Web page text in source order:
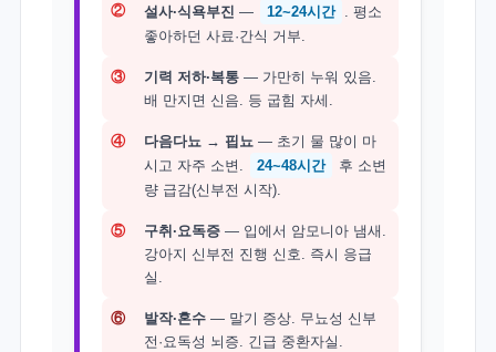
② 설사·식욕부진 — 12~24시간
. 평소
좋아하던 사료·간식 거부.
③ 기력 저하·복통— 가만히 누워 있음.
배 만지면 신음. 등 굽힘 자세.
④ 다음다뇨 → 핍뇨 — 초기 물 많이 마
시고 자주 소변.
24~48시간
후 소변
량 급감(신부전 시작).
⑤ 구취·요독증— 입에서 암모니아 냄새.
강아지 신부전 진행 신호. 즉시 응급
실.
⑥ 발작·혼수— 말기 증상. 무뇨성 신부
전·요독성 뇌증. 긴급 중환자실.